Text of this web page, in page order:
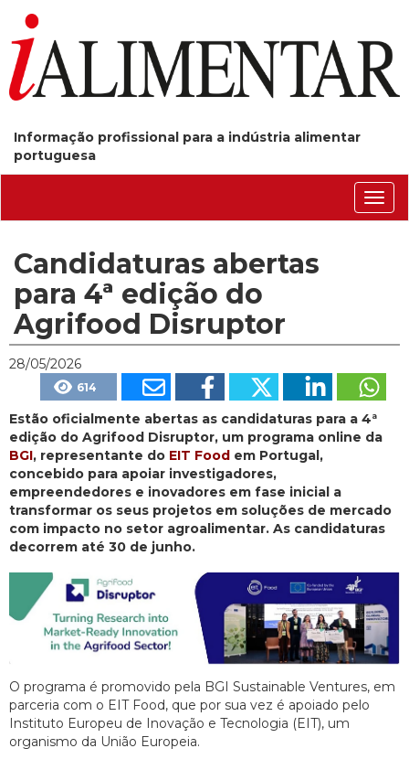
Informação profissional para a indústria alimentar
portuguesa
Candidaturas abertas
para 4ª edição do
Agrifood Disruptor
28/05/2026
614
Estão oficialmente abertas as candidaturas para a 4ª
edição do Agrifood Disruptor, um programa online da
BGI, representante do EIT Food em Portugal,
concebido para apoiar investigadores,
empreendedores e inovadores em fase inicial a
transformar os seus projetos em soluções de mercado
com impacto no setor agroalimentar. As candidaturas
decorrem até 30 de junho.
O programa é promovido pela BGI Sustainable Ventures, em
parceria com o EIT Food, que por sua vez é apoiado pelo
Instituto Europeu de Inovação e Tecnologia (EIT), um
organismo da União Europeia.